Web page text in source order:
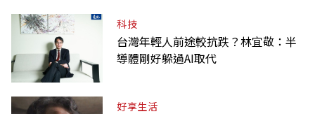
科技
台灣年輕人前途較抗跌？林宜敬：半
導體剛好躲過AI取代
好享生活